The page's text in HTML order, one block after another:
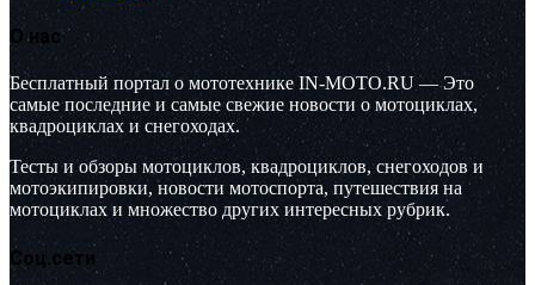
О нас
Бесплатный портал о мототехнике IN-MOTO.RU — Это
самые последние и самые свежие новости о мотоциклах,
квадроциклах и снегоходах.
Тесты и обзоры мотоциклов, квадроциклов, снегоходов и
мотоэкипировки, новости мотоспорта, путешествия на
мотоциклах и множество других интересных рубрик.
Соц.сети